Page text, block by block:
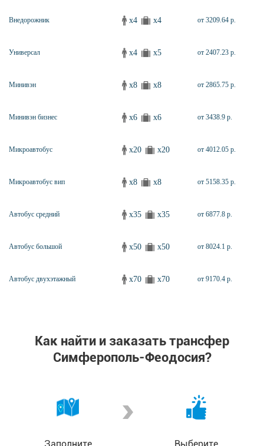
Внедорожник x4 x4 от 3209.64 р.
Универсал x4 x5 от 2407.23 р.
Минивэн x8 x8 от 2865.75 р.
Минивэн бизнес x6 x6 от 3438.9 р.
Микроавтобус x20 x20 от 4012.05 р.
Микроавтобус вип x8 x8 от 5158.35 р.
Автобус средний x35 x35 от 6877.8 р.
Автобус большой x50 x50 от 8024.1 р.
Автобус двухэтажный x70 x70 от 9170.4 р.
Как найти и заказать трансфер
Симферополь-Феодосия?